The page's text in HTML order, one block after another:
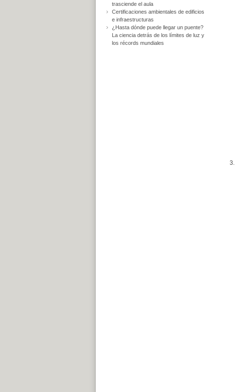
trasciende el aula
Certificaciones ambientales de edificios
e infraestructuras
¿Hasta dónde puede llegar un puente?
La ciencia detrás de los límites de luz y
los récords mundiales